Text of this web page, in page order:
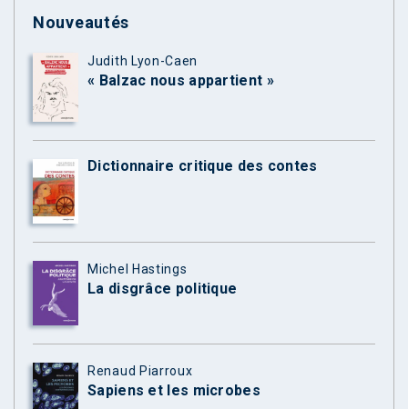
Nouveautés
Judith Lyon-Caen
« Balzac nous appartient »
Dictionnaire critique des contes
Michel Hastings
La disgrâce politique
Renaud Piarroux
Sapiens et les microbes